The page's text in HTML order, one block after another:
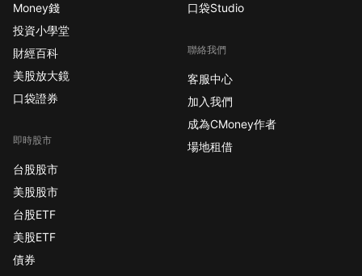
Money錢
投資小學堂
財經百科
美股放大鏡
口袋證券
即時股市
台股股市
美股股市
台股ETF
美股ETF
債券
口袋Studio
聯絡我們
客服中心
加入我們
成為CMoney作者
場地租借